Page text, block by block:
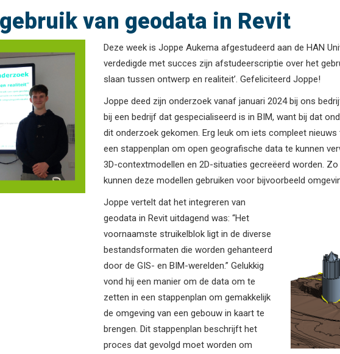
van geodata in Revit
Deze week is Joppe Aukema afgestudeerd aan de HAN
verdedigde met succes zijn afstudeerscriptie over het
slaan tussen ontwerp en realiteit’. Gefeliciteerd Joppe!
Joppe deed zijn onderzoek vanaf januari 2024 bij ons
bij een bedrijf dat gespecialiseerd is in BIM, want bij dat
dit onderzoek gekomen. Erg leuk om iets compleet
een stappenplan om open geografische data te kunnen
3D-contextmodellen en 2D-situaties gecreëerd worden.
kunnen deze modellen gebruiken voor bijvoorbeeld
Joppe vertelt dat het integreren van
geodata in Revit uitdagend was: “Het
voornaamste struikelblok ligt in de diverse
bestandsformaten die worden gehanteerd
door de GIS- en BIM-werelden.” Gelukkig
vond hij een manier om de data om te
zetten in een stappenplan om gemakkelijk
de omgeving van een gebouw in kaart te
brengen. Dit stappenplan beschrijft het
proces dat gevolgd moet worden om